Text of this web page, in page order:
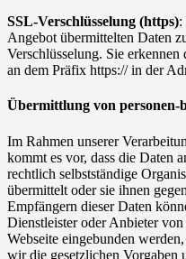
SSL-Verschlüsselung (https):
Angebot übermittelten Daten
Verschlüsselung. Sie
an dem Präfix https:// in der
Übermittlung von personen-
Im Rahmen unserer
kommt es vor, dass die Daten
rechtlich selbstständige
übermittelt oder sie ihnen
Empfängern dieser Daten
Dienstleister oder Anbieter
Webseite eingebunden
wir die gesetzlichen Vorgaben